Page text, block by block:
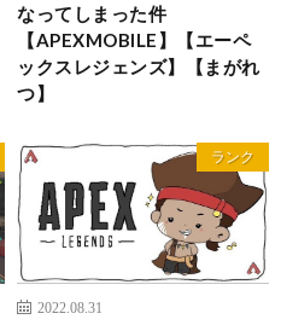
なってしまった件
【APEXMOBILE】【エーペ
ックスレジェンズ】【まがれ
つ】
ランク
2022.08.31